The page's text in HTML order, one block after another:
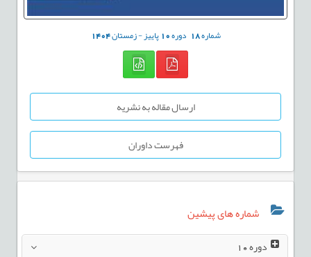
شماره18 دوره10پاییز - زمستان1404
ارسال مقاله به نشریه
فهرست داوران
شماره های پیشین
دوره10